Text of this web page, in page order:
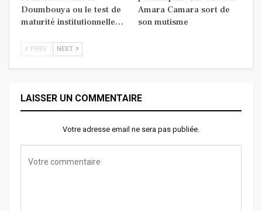
Doumbouya ou le test de
maturité institutionnelle…
Amara Camara sort de
son mutisme
PREV NEXT
LAISSER UN COMMENTAIRE
Votre adresse email ne sera pas publiée.